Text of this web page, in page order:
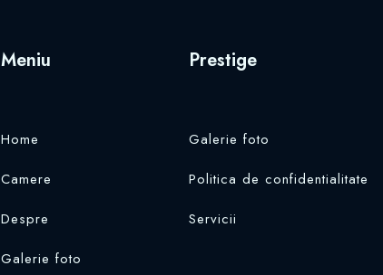
Meniu
Home
Camere
Despre
Galerie foto
Prestige
Galerie foto
Politica de confidentialitate
Servicii